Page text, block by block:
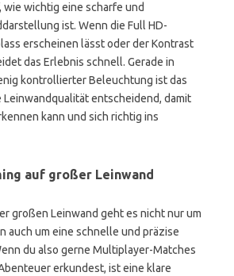
wie wichtig eine scharfe und
ist. Wenn die Full HD-
erscheinen lässt oder der Kontrast
das Erlebnis schnell. Gerade in
kontrollierter Beleuchtung ist das
Leinwandqualität entscheidend, damit
kann und sich richtig ins
auf großer Leinwand
großen Leinwand geht es nicht nur um
auch um eine schnelle und präzise
du also gerne Multiplayer-Matches
erkundest, ist eine klare